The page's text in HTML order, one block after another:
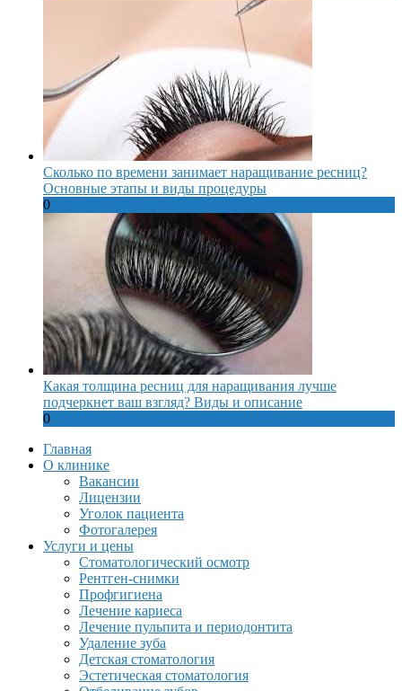
Сколько по времени занимает наращивание ресниц?
Основные этапы и виды процедуры
0
Какая толщина ресниц для наращивания лучше
подчеркнет ваш взгляд? Виды и описание
0
Главная
О клинике
Вакансии
Лицензии
Уголок пациента
Фотогалерея
Услуги и цены
Стоматологический осмотр
Рентген-снимки
Профгигиена
Лечение кариеса
Лечение пульпита и периодонтита
Удаление зуба
Детская стоматология
Эстетическая стоматология